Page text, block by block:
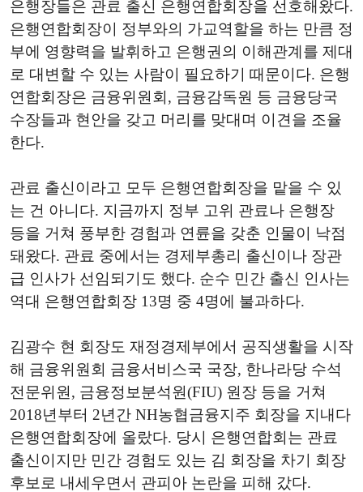
은행장들은 관료 출신 은행연합회장을 선호해왔다.
은행연합회장이 정부와의 가교역할을 하는 만큼 정
부에 영향력을 발휘하고 은행권의 이해관계를 제대
로 대변할 수 있는 사람이 필요하기 때문이다. 은행
연합회장은 금융위원회, 금융감독원 등 금융당국
수장들과 현안을 갖고 머리를 맞대며 이견을 조율
한다.
관료 출신이라고 모두 은행연합회장을 맡을 수 있
는 건 아니다. 지금까지 정부 고위 관료나 은행장
등을 거쳐 풍부한 경험과 연륜을 갖춘 인물이 낙점
돼왔다. 관료 중에서는 경제부총리 출신이나 장관
급 인사가 선임되기도 했다. 순수 민간 출신 인사는
역대 은행연합회장 13명 중 4명에 불과하다.
김광수 현 회장도 재정경제부에서 공직생활을 시작
해 금융위원회 금융서비스국 국장, 한나라당 수석
전문위원, 금융정보분석원(FIU) 원장 등을 거쳐
2018년부터 2년간 NH농협금융지주 회장을 지내다
은행연합회장에 올랐다. 당시 은행연합회는 관료
출신이지만 민간 경험도 있는 김 회장을 차기 회장
후보로 내세우면서 관피아 논란을 피해 갔다.